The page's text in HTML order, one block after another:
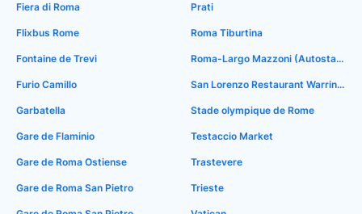
Fiera di Roma
Flixbus Rome
Fontaine de Trevi
Furio Camillo
Garbatella
Gare de Flaminio
Gare de Roma Ostiense
Gare de Roma San Pietro
Prati
Roma Tiburtina
Roma-Largo Mazzoni (Autostaz.Tiburtina)
San Lorenzo Restaurant Warrington
Stade olympique de Rome
Testaccio Market
Trastevere
Trieste